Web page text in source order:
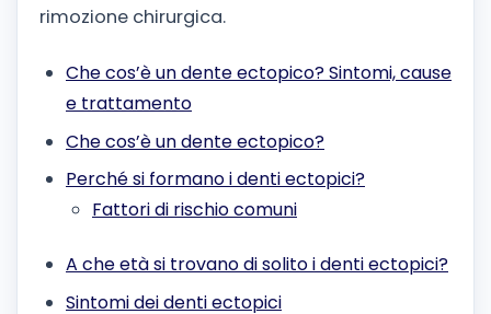
rimozione chirurgica.
Che cos’è un dente ectopico? Sintomi, cause
e trattamento
Che cos’è un dente ectopico?
Perché si formano i denti ectopici?
Fattori di rischio comuni
A che età si trovano di solito i denti ectopici?
Sintomi dei denti ectopici